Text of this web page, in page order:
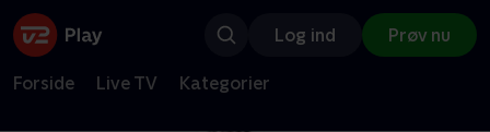
Log ind Prøv nu
Forside Live TV Kategorier